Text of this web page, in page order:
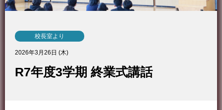
校長室より
2026年3月26日 (木)
R7年度3学期 終業式講話